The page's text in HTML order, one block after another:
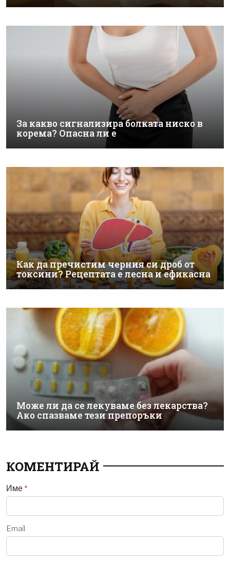
За какво сигнализира болката ниско в
корема? Опасна ли е
Как да пречистим черния си дроб от
токсини? Рецептата е лесна и ефикасна
Може ли да се лекуваме без лекарства?
Ако спазваме тези препоръки
КОМЕНТИРАЙ
Име *
Email